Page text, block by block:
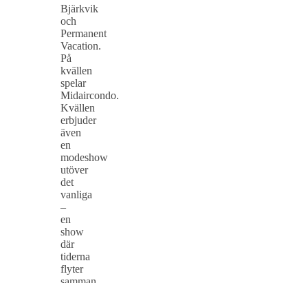
Bjärkvik
och
Permanent
Vacation.
På
kvällen
spelar
Midaircondo.
Kvällen
erbjuder
även
en
modeshow
utöver
det
vanliga
–
en
show
där
tiderna
flyter